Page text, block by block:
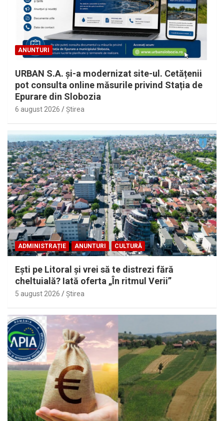
ANUNTURI
URBAN S.A. și-a modernizat site-ul. Cetățenii
pot consulta online măsurile privind Stația de
Epurare din Slobozia
6 august 2026 Ştirea
ADMINISTRAȚIE ANUNTURI CULTURĂ
Eşti pe Litoral şi vrei să te distrezi fără
cheltuială? Iată oferta „În ritmul Verii”
5 august 2026 Ştirea